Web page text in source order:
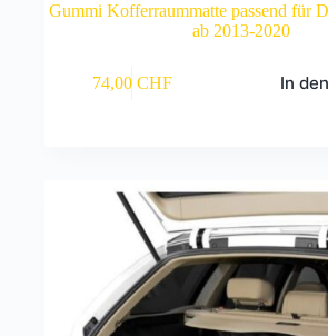
Gummi Kofferraummatte passend für
ab 2013-2020
74,00 CHF In